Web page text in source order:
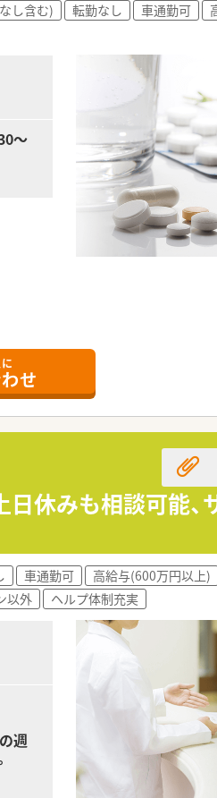
し含む) 転勤なし 車通勤可
～
せ
休みも相談可能、
車通勤可
高給与(600万円以上)
以外 ヘルプ体制充実
週